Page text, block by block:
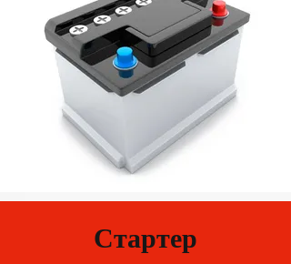
Стартер